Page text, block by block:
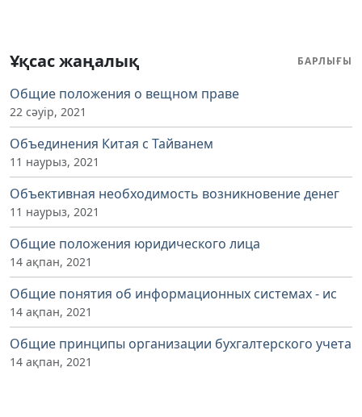
Ұқсас жаңалық БАРЛЫҒЫ
Общие положения о вещном праве
22 сәуір, 2021
Объединения Китая с Тайванем
11 наурыз, 2021
Объективная необходимость возникновение денег
11 наурыз, 2021
Общие положения юридического лица
14 ақпан, 2021
Общие понятия об информационных системах - ис
14 ақпан, 2021
Общие принципы организации бухгалтерского учета
14 ақпан, 2021